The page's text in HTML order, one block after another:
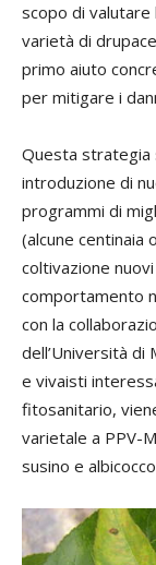
scopo di valutare
varietà di
primo aiuto
per mitigare i
Questa strategia
introduzione di
programmi di
(alcune centinaia
coltivazione
comportamento
con la
dell’Università di
e vivaisti
fitosanitario,
varietale a PPV-
susino e